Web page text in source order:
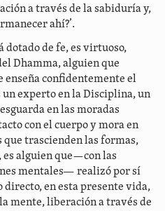
a través de la sabiduría y,
ahí?’.
dotado de fe, es virtuoso,
Dhamma, alguien que
enseña confidentemente el
un experto en la Disciplina, un
en las moradas
con el cuerpo y mora en
que trascienden las formas,
es alguien que—con las
mentales― realizó por sí
directo, en esta presente vida,
mente, liberación a través de